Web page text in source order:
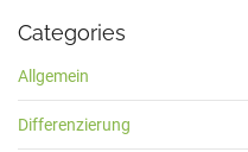
Categories
Allgemein
Differenzierung